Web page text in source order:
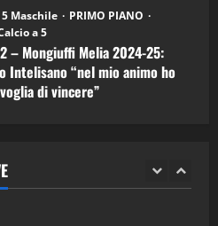
Maschile
PRIMO PIANO
a 5
– Mongiuffi Melia 2024-25:
Intelisano “nel mio animo ho
di vincere”
in Podcast: 30^ Puntata
05 Maggio 2026)
2026